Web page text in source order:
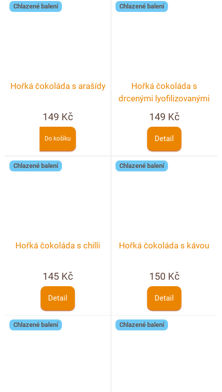
Chlazené balení
Hořká čokoláda s arašídy
149 Kč
Do košíku
Chlazené balení
Hořká čokoláda s
drcenými lyofilizovanými
malinami a ostružinami
149 Kč
Detail
Chlazené balení
Hořká čokoláda s chilli
145 Kč
Detail
Chlazené balení
Hořká čokoláda s kávou
150 Kč
Detail
Chlazené balení Chlazené balení